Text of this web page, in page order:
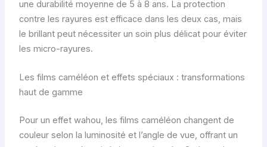
une durabilité moyenne de 5 à 8 ans. La protection
contre les rayures est efficace dans les deux cas, mais
le brillant peut nécessiter un soin plus délicat pour éviter
les micro-rayures.
Les films caméléon et effets spéciaux : transformations
haut de gamme
Pour un effet wahou, les films caméléon changent de
couleur selon la luminosité et l’angle de vue, offrant un